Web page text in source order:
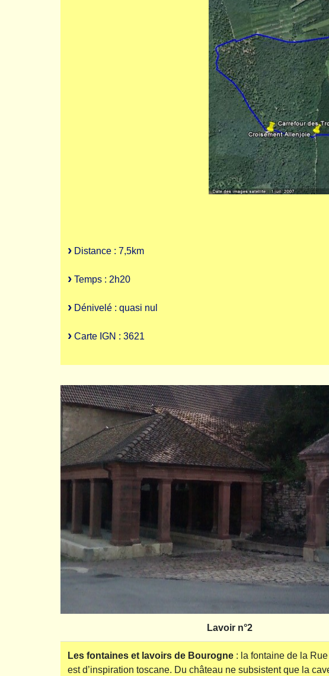
Distance : 7,5km
Temps : 2h20
Dénivelé : quasi nul
Carte IGN : 3621
Lavoir n°2
Les fontaines et lavoirs de Bourogne : la fontaine de la
est d’inspiration toscane. Du château ne subsistent que la